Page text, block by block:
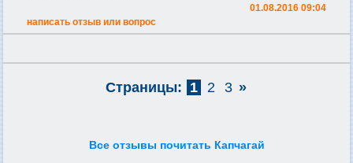
01.08.2016 09:04
написать отзыв или вопрос
Страницы: 1 2 3 »
Все отзывы почитать Капчагай